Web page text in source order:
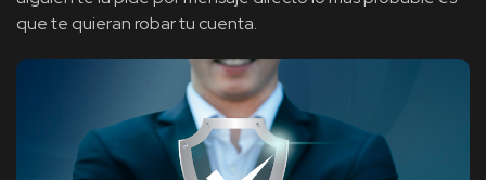
que te quieran robar tu cuenta.